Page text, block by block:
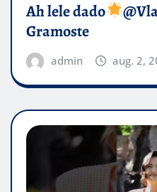
Ah lele dado​
Gramoste
admin aug. 2,